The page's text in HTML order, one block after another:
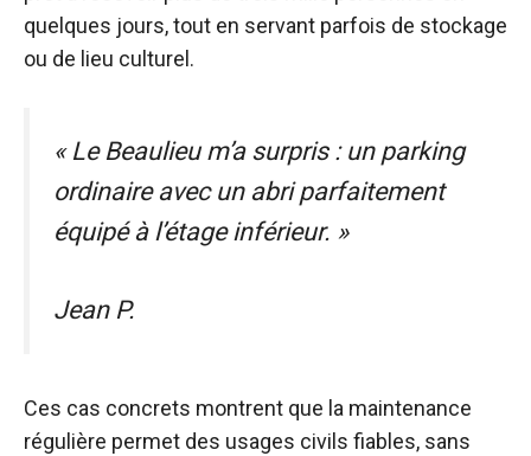
quelques jours, tout en servant parfois de stockage
ou de lieu culturel.
« Le Beaulieu m’a surpris : un parking
ordinaire avec un abri parfaitement
équipé à l’étage inférieur. »
Jean P.
Ces cas concrets montrent que la maintenance
régulière permet des usages civils fiables, sans